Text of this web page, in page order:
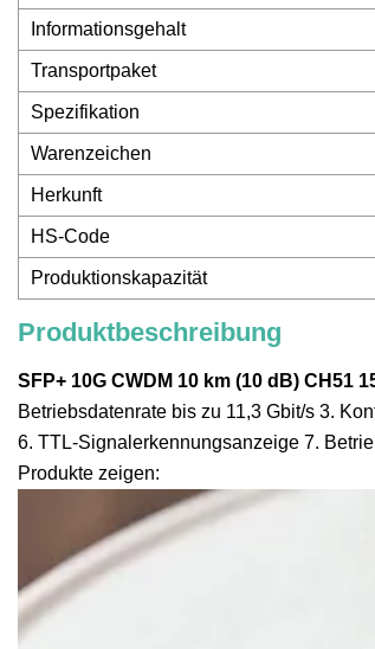
Informationsgehalt
Transportpaket
Spezifikation
Warenzeichen
Herkunft
HS-Code
Produktionskapazität
Produktbeschreibung
SFP+ 10G CWDM 10 km (10 dB) CH51
Betriebsdatenrate bis zu 11,3 Gbit/s 3.
6. TTL-Signalerkennungsanzeige 7.
Produkte zeigen: